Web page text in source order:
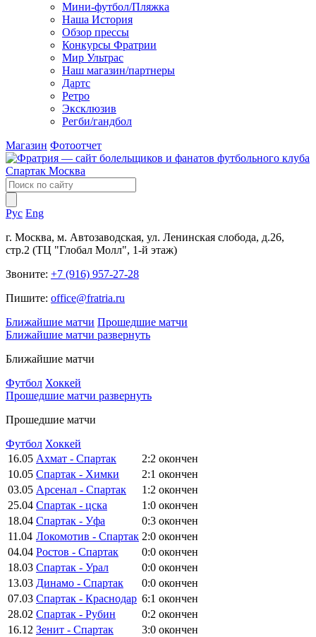
Мини-футбол/Пляжка
Наша История
Обзор прессы
Конкурсы Фратрии
Мир Ультрас
Наш магазин/партнеры
Дартс
Ретро
Эксклюзив
Регби/гандбол
Магазин Фотоотчет
Рус Eng
г. Москва, м. Автозаводская, ул. Ленинская слобода, д.26,
стр.2 (ТЦ "Глобал Молл", 1-й этаж)
Звоните: +7 (916) 957-27-28
Пишите: office@fratria.ru
Ближайшие матчи Прошедшие матчи
Ближайшие матчи развернуть
Ближайшие матчи
Футбол Хоккей
Прошедшие матчи развернуть
Прошедшие матчи
Футбол Хоккей
16.05 Ахмат - Спартак 2:2 окончен
10.05 Спартак - Химки 2:1 окончен
03.05 Арсенал - Спартак 1:2 окончен
25.04 Спартак - цска 1:0 окончен
18.04 Спартак - Уфа 0:3 окончен
11.04 Локомотив - Спартак 2:0 окончен
04.04 Ростов - Спартак 0:0 окончен
18.03 Спартак - Урал 0:0 окончен
13.03 Динамо - Спартак 0:0 окончен
07.03 Спартак - Краснодар 6:1 окончен
28.02 Спартак - Рубин 0:2 окончен
16.12 Зенит - Спартак 3:0 окончен